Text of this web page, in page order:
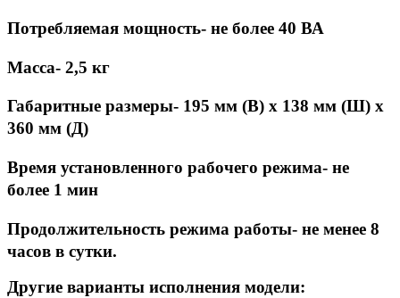
Потребляемая мощность- не более 40 ВА
Масса- 2,5 кг
Габаритные размеры- 195 мм (В) х 138 мм (Ш) х
360 мм (Д)
Время установленного рабочего режима- не
более 1 мин
Продолжительность режима работы- не менее 8
часов в сутки.
Другие варианты исполнения модели: